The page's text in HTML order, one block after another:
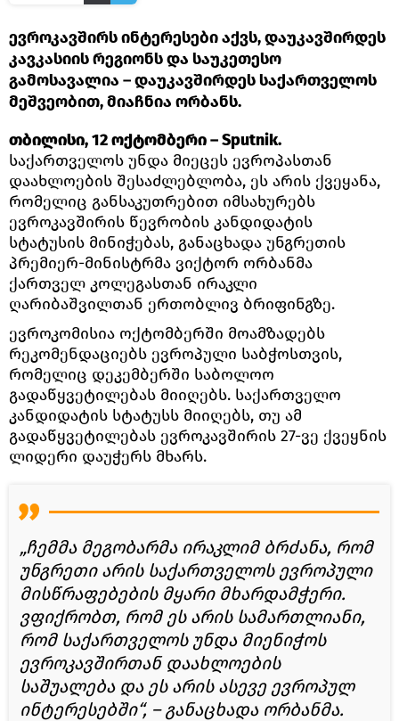
ევროკავშირს ინტერესები აქვს, დაუკავშირდეს
კავკასიის რეგიონს და საუკეთესო
გამოსავალია – დაუკავშირდეს საქართველოს
მეშვეობით, მიაჩნია ორბანს.
თბილისი, 12 ოქტომბერი – Sputnik.
საქართველოს უნდა მიეცეს ევროპასთან
დაახლოების შესაძლებლობა, ეს არის ქვეყანა,
რომელიც განსაკუთრებით იმსახურებს
ევროკავშირის წევრობის კანდიდატის
სტატუსის მინიჭებას, განაცხადა უნგრეთის
პრემიერ-მინისტრმა ვიქტორ ორბანმა
ქართველ კოლეგასთან ირაკლი
ღარიბაშვილთან ერთობლივ ბრიფინგზე.
ევროკომისია ოქტომბერში მოამზადებს
რეკომენდაციებს ევროპული საბჭოსთვის,
რომელიც დეკემბერში საბოლოო
გადაწყვეტილებას მიიღებს. საქართველო
კანდიდატის სტატუსს მიიღებს, თუ ამ
გადაწყვეტილებას ევროკავშირის 27-ვე ქვეყნის
ლიდერი დაუჭერს მხარს.
„ჩემმა მეგობარმა ირაკლიმ ბრძანა, რომ
უნგრეთი არის საქართველოს ევროპული
მისწრაფებების მყარი მხარდამჭერი.
ვფიქრობთ, რომ ეს არის სამართლიანი,
რომ საქართველოს უნდა მიენიჭოს
ევროკავშირთან დაახლოების
საშუალება და ეს არის ასევე ევროპულ
ინტერესებში“, – განაცხადა ორბანმა.